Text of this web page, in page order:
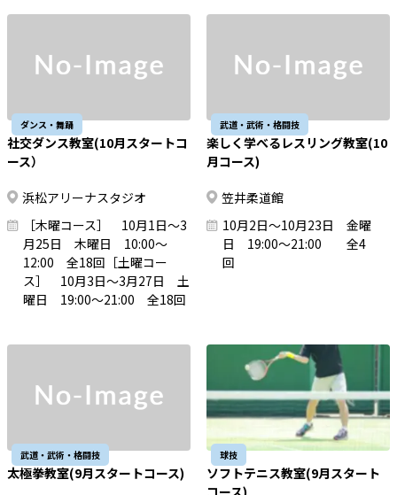
ダンス・舞踊
社交ダンス教室(10月スタートコ
ース）
浜松アリーナスタジオ
［木曜コース］ 10月1日～3
月25日 木曜日 10:00～
12:00 全18回［土曜コー
ス］ 10月3日～3月27日 土
曜日 19:00～21:00 全18回
武道・武術・格闘技
楽しく学べるレスリング教室(10
月コース)
笠井柔道館
10月2日～10月23日 金曜
日 19:00～21:00 全4
回
武道・武術・格闘技
太極拳教室(9月スタートコース)
球技
ソフトテニス教室(9月スタート
コース)